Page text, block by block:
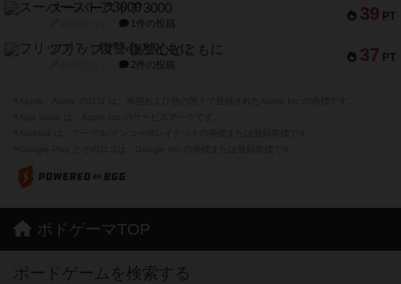
39 PT
スーパーストア3000
1件の投稿
37 PT
フリップ７：復讐心とともに
2件の投稿
ボドゲーマTOP
ボードゲームを検索する